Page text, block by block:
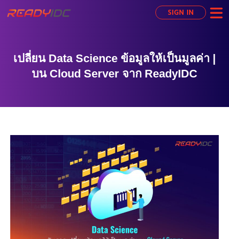
SIGN IN
เปลี่ยน Data Science ข้อมูลให้เป็นมูลค่า |
บน Cloud Server จาก ReadyIDC